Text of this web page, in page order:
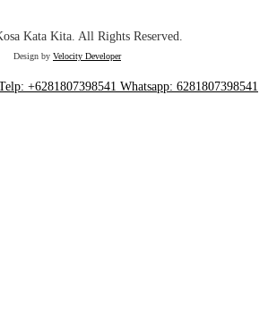
Kata Kita. All Rights Reserved.
Design by Velocity Developer
+6281807398541 Whatsapp: 6281807398541